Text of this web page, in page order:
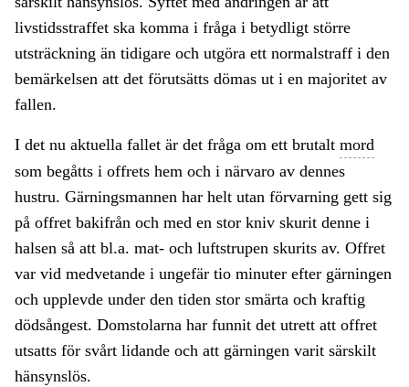
livstidsstraffet ska komma i fråga i betydligt större
utsträckning än tidigare och utgöra ett normalstraff i den
bemärkelsen att det förutsätts dömas ut i en majoritet av
fallen.
I det nu aktuella fallet är det fråga om ett brutalt mord
som begåtts i offrets hem och i närvaro av dennes
hustru. Gärningsmannen har helt utan förvarning gett sig
på offret bakifrån och med en stor kniv skurit denne i
halsen så att bl.a. mat- och luftstrupen skurits av. Offret
var vid medvetande i ungefär tio minuter efter gärningen
och upplevde under den tiden stor smärta och kraftig
dödsångest. Domstolarna har funnit det utrett att offret
utsatts för svårt lidande och att gärningen varit särskilt
hänsynslös.